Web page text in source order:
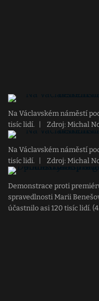
Na Václavském náměstí
tisíc lidí.
Zdroj: Michal
Na Václavském náměstí
tisíc lidí.
Zdroj: Michal
Demonstrace proti
spravedlnosti Marii
účastnilo asi 120 tisíc lidí.